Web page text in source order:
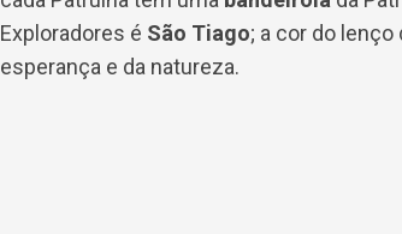
Exploradores é São Tiago; a cor do
esperança e da natureza.